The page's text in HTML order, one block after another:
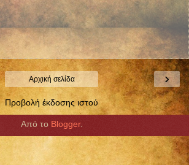
›
Αρχική σελίδα
Προβολή έκδοσης ιστού
Από το Blogger.